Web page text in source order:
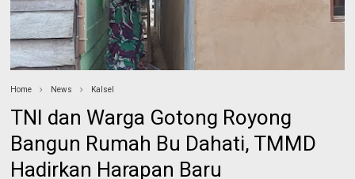
Home News Kalsel
TNI dan Warga Gotong Royong
Bangun Rumah Bu Dahati, TMMD
Hadirkan Harapan Baru